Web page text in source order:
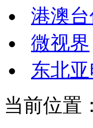
港澳
微视界
东北
当前位置：